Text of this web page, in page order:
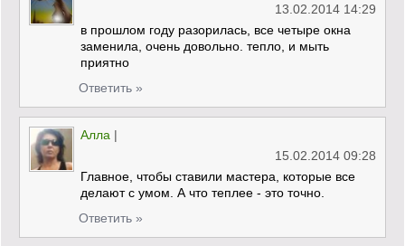
13.02.2014 14:29
в прошлом году разорилась, все четыре окна
заменила, очень довольно. тепло, и мыть
приятно
Ответить »
Алла |
15.02.2014 09:28
Главное, чтобы ставили мастера, которые все
делают с умом. А что теплее - это точно.
Ответить »